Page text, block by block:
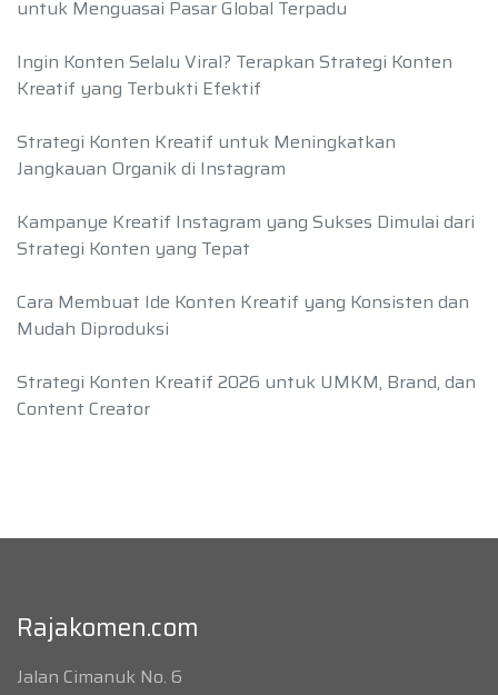
untuk Menguasai Pasar Global Terpadu
Ingin Konten Selalu Viral? Terapkan Strategi Konten
Kreatif yang Terbukti Efektif
Strategi Konten Kreatif untuk Meningkatkan
Jangkauan Organik di Instagram
Kampanye Kreatif Instagram yang Sukses Dimulai dari
Strategi Konten yang Tepat
Cara Membuat Ide Konten Kreatif yang Konsisten dan
Mudah Diproduksi
Strategi Konten Kreatif 2026 untuk UMKM, Brand, dan
Content Creator
Rajakomen.com
Jalan Cimanuk No. 6